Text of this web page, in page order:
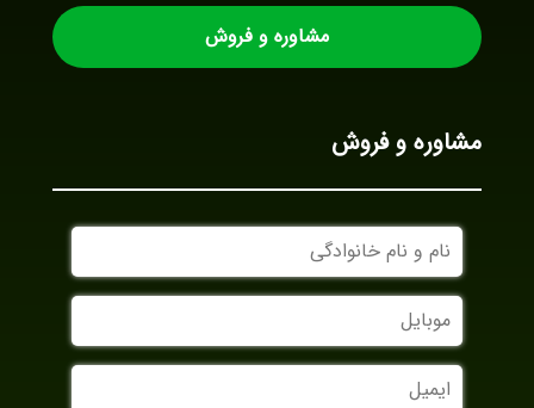
مشاوره و فروش
مشاوره و فروش
نام
و
نام
خانوادگی
موبایل
ایمیل